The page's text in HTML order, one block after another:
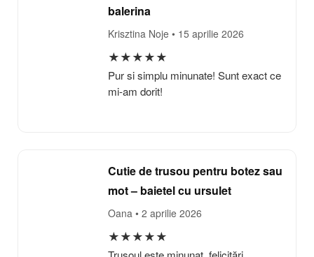
balerina
Krisztina Noje • 15 aprilie 2026
★★★★★
Pur si simplu minunate! Sunt exact ce
mi-am dorit!
Cutie de trusou pentru botez sau
mot – baietel cu ursulet
Oana • 2 aprilie 2026
★★★★★